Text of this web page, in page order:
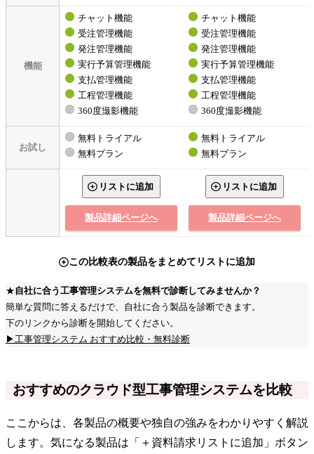
機能
チャット機能
受注管理機能
発注管理機能
実行予算管理機能
支払管理機能
工程管理機能
360度撮影機能
チャット機能
受注管理機能
発注管理機能
実行予算管理機能
支払管理機能
工程管理機能
360度撮影機能
お試し
無料トライアル
無料プラン
無料トライアル
無料プラン
リストに追加
製品詳細ページへ
リストに追加
製品詳細ページへ
この比較表の製品をまとめてリストに追加
★自社に合う工事管理システムを無料で診断してみませんか？
簡単な質問に答えるだけで、自社に合う製品を診断できます。
下のリンクから診断を開始してください。
▶工事管理システム おすすめ比較・無料診断
おすすめのクラウド型工事管理システムを比較
ここからは、各製品の概要や独自の強みをわかりやすく解説
します。気になる製品は「＋資料請求リストに追加」ボタン